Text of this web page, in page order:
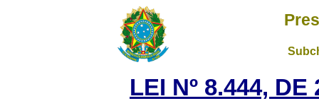
LEI Nº 8.444,